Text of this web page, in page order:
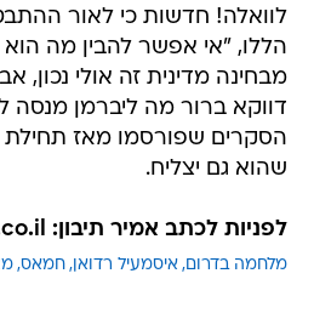
לוואלה! חדשות כי לאור
הללו, "אי אפשר להבין מה
מבחינה מדינית זה אולי נכון,
דווקא ברור מה ליברמן מנסה
הסקרים שפורסמו מאז תחילת
שהוא גם יצליח.
לפניות לכתב אמיר תיבון: amir.tibon@walla.co.il
מלחמה בדרום איסמעיל רדואן חמאס